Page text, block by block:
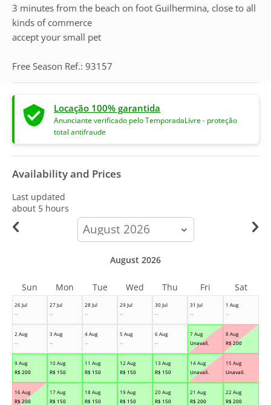
3 minutes from the beach on foot Guilhermina, close to all
kinds of commerce
accept your small pet
Free Season Ref.: 93157
Locação 100% garantida
Anunciante verificado pelo TemporadaLivre - proteção
total antifraude
Availability and Prices
Last updated
about 5 hours
calendar-
month
26 Jul
--
27 Jul
--
28 Jul
--
29 Jul
--
30 Jul
--
31 Jul
--
1 Aug
--
2 Aug
--
3 Aug
--
4 Aug
--
5 Aug
--
6 Aug
--
7 Aug
Unavail.
8 Aug
R$ 200
9 Aug
R$ 200
10 Aug
R$ 150
11 Aug
R$ 150
12 Aug
R$ 150
13 Aug
R$ 150
14 Aug
Unavail.
15 Aug
Unavail.
16 Aug
R$ 200
17 Aug
R$ 150
18 Aug
R$ 150
19 Aug
R$ 150
20 Aug
R$ 150
21 Aug
R$ 200
22 Aug
R$ 200
August 2026
Sun Mon Tue Wed Thu Fri Sat